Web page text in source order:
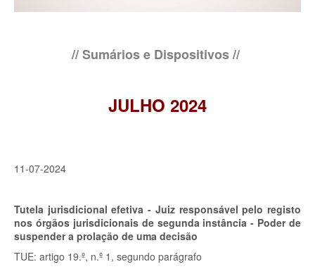
// Sumários e Dispositivos //
JULHO 2024
11-07-2024
Tutela jurisdicional efetiva- Juiz responsável pelo registo
nos órgãos jurisdicionais de segunda instância - Poder de
suspender a prolação de uma decisão
TUE: artigo 19.º, n.º 1, segundo parágrafo